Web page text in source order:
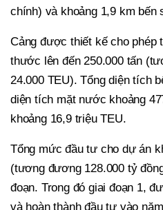
chính) và khoảng 1,9 km bến
Cảng được thiết kế cho phép
thước lên đến 250.000 tấn
24.000 TEU). Tổng diện tích
diện tích mặt nước khoảng
khoảng 16,9 triệu TEU.
Tổng mức đầu tư cho dự án
(tương đương 128.000 tỷ
đoạn. Trong đó giai đoạn 1,
và hoàn thành đầu tư vào